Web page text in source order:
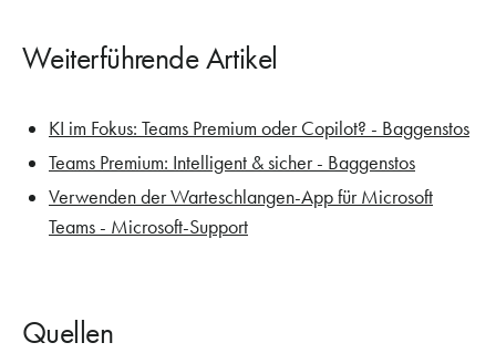
Weiterführende Artikel
KI im Fokus: Teams Premium oder Copilot? - Baggenstos
Teams Premium: Intelligent & sicher - Baggenstos
Verwenden der Warteschlangen-App für Microsoft
Teams - Microsoft-Support
Quellen